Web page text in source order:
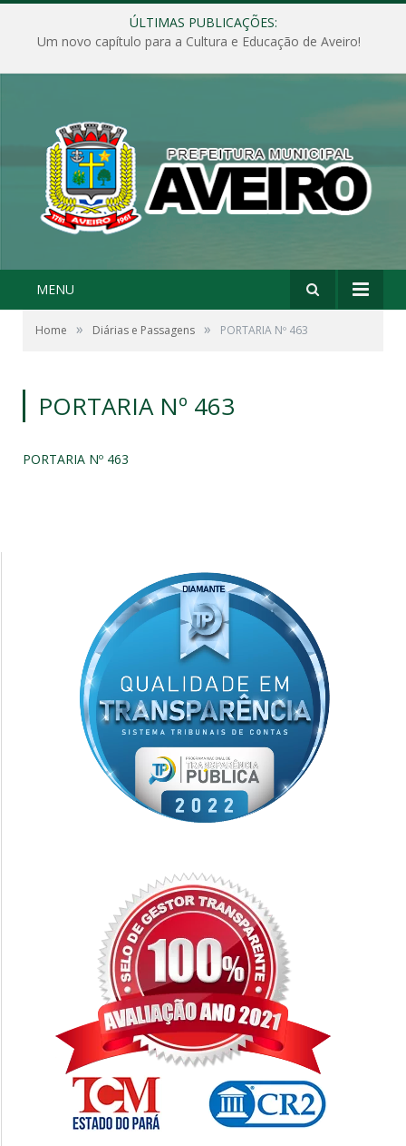
ÚLTIMAS PUBLICAÇÕES:
Um novo capítulo para a Cultura e Educação de Aveiro!
MENU
Home » Diárias e Passagens » PORTARIA Nº 463
PORTARIA Nº 463
PORTARIA Nº 463